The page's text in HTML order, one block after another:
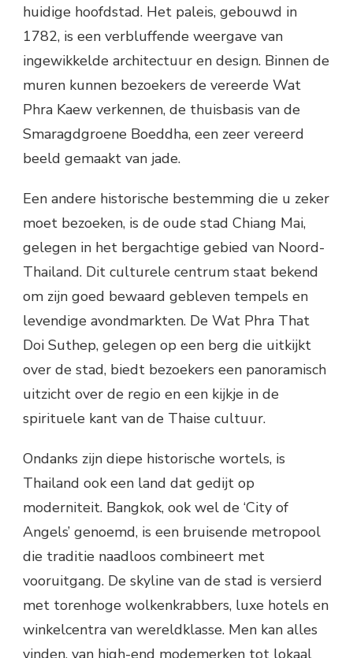
huidige hoofdstad. Het paleis, gebouwd in
1782, is een verbluffende weergave van
ingewikkelde architectuur en design. Binnen de
muren kunnen bezoekers de vereerde Wat
Phra Kaew verkennen, de thuisbasis van de
Smaragdgroene Boeddha, een zeer vereerd
beeld gemaakt van jade.
Een andere historische bestemming die u zeker
moet bezoeken, is de oude stad Chiang Mai,
gelegen in het bergachtige gebied van Noord-
Thailand. Dit culturele centrum staat bekend
om zijn goed bewaard gebleven tempels en
levendige avondmarkten. De Wat Phra That
Doi Suthep, gelegen op een berg die uitkijkt
over de stad, biedt bezoekers een panoramisch
uitzicht over de regio en een kijkje in de
spirituele kant van de Thaise cultuur.
Ondanks zijn diepe historische wortels, is
Thailand ook een land dat gedijt op
moderniteit. Bangkok, ook wel de ‘City of
Angels’ genoemd, is een bruisende metropool
die traditie naadloos combineert met
vooruitgang. De skyline van de stad is versierd
met torenhoge wolkenkrabbers, luxe hotels en
winkelcentra van wereldklasse. Men kan alles